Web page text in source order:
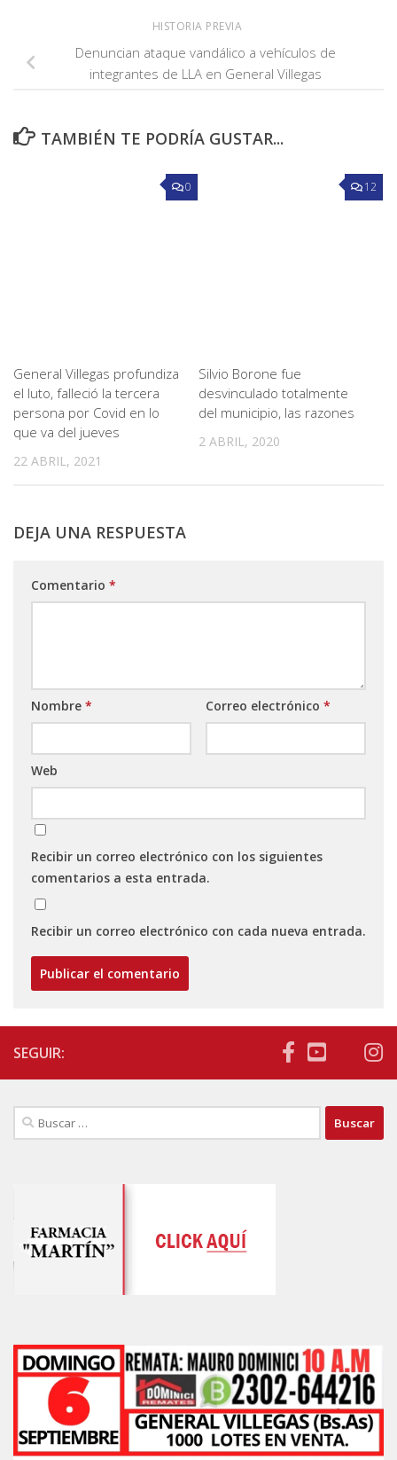
HISTORIA PREVIA
Denuncian ataque vandálico a vehículos de
integrantes de LLA en General Villegas
TAMBIÉN TE PODRÍA GUSTAR...
0
General Villegas profundiza
el luto, falleció la tercera
persona por Covid en lo
que va del jueves
22 ABRIL, 2021
12
Silvio Borone fue
desvinculado totalmente
del municipio, las razones
2 ABRIL, 2020
DEJA UNA RESPUESTA
Comentario *
Nombre * Correo electrónico *
Web
Recibir un correo electrónico con los siguientes
comentarios a esta entrada.
Recibir un correo electrónico con cada nueva entrada.
SEGUIR:
Buscar: